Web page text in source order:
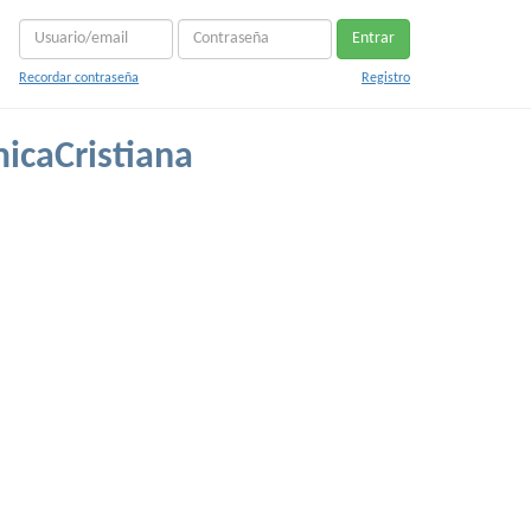
Entrar
Recordar contraseña Registro